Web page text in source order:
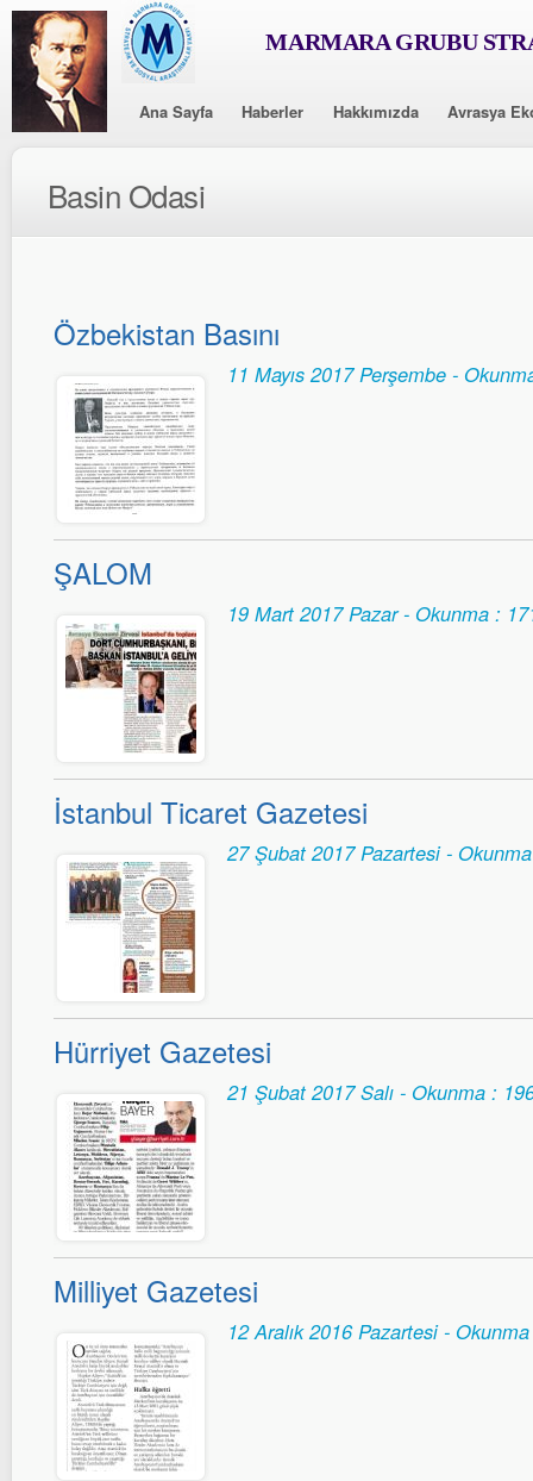
MARMARA GRUBU
Ana Sayfa Haberler Hakkımızda Avrasya
Basin Odasi
Özbekistan Basını
11 Mayıs 2017 Perşembe -
ŞALOM
19 Mart 2017 Pazar - Okunma :
İstanbul Ticaret Gazetesi
27 Şubat 2017 Pazartesi -
Hürriyet Gazetesi
21 Şubat 2017 Salı - Okunma :
Milliyet Gazetesi
12 Aralık 2016 Pazartesi -